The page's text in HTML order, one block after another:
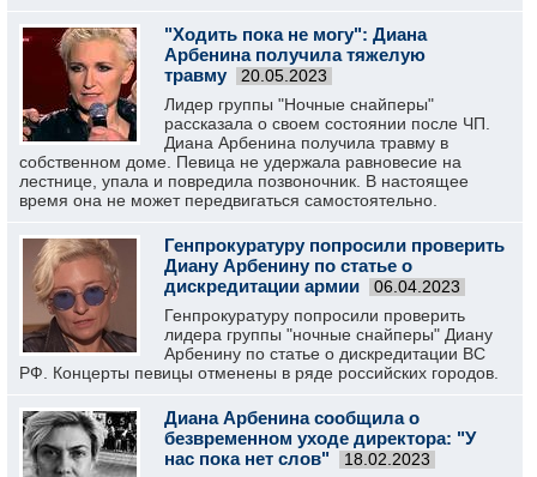
"Ходить пока не могу": Диана
Арбенина получила тяжелую
травму
20.05.2023
Лидер группы "Ночные снайперы"
рассказала о своем состоянии после ЧП.
Диана Арбенина получила травму в
собственном доме. Певица не удержала равновесие на
лестнице, упала и повредила позвоночник. В настоящее
время она не может передвигаться самостоятельно.
Генпрокуратуру попросили проверить
Диану Арбенину по статье о
дискредитации армии
06.04.2023
Генпрокуратуру попросили проверить
лидера группы "ночные снайперы" Диану
Арбенину по статье о дискредитации ВС
РФ. Концерты певицы отменены в ряде российских городов.
Диана Арбенина сообщила о
безвременном уходе директора: "У
нас пока нет слов"
18.02.2023